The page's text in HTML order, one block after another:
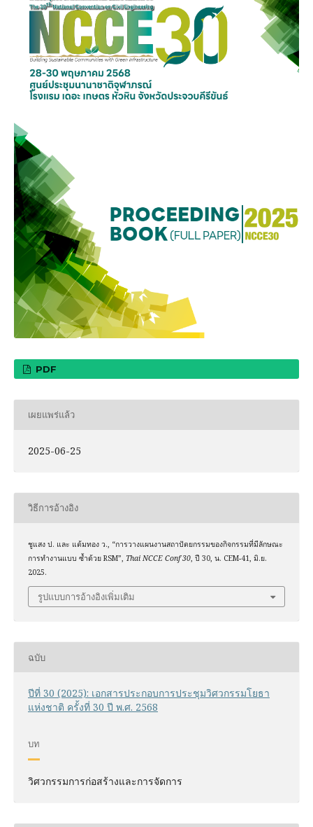
PDF
เผยแพร่แล้ว
2025-06-25
วิธีการอ้างอิง
ชูแสง ป. และ แต้มทอง ว., “การวางแผนงานสถาปัตยกรรมของกิจกรรมที่มีลักษณะ
การทำงานแบบ ซ้ำด้วย RSM”, Thai NCCE Conf 30, ปี 30, น. CEM-41, มิ.ย.
2025.
รูปแบบการอ้างอิงเพิ่มเติม
ฉบับ
ปีที่ 30 (2025): เอกสารประกอบการประชุมวิศวกรรมโยธา
แห่งชาติ ครั้งที่ 30 ปี พ.ศ. 2568
บท
วิศวกรรมการก่อสร้างและการจัดการ